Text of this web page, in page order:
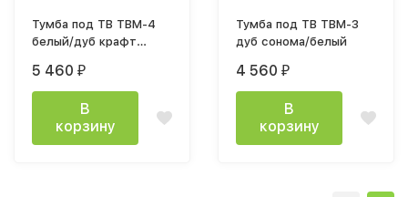
Тумба под ТВ ТВМ-4
белый/дуб крафт
5 460 ₽
В
корзину
Тумба под ТВ ТВМ-3
дуб сонома/белый
4 560 ₽
В
корзину